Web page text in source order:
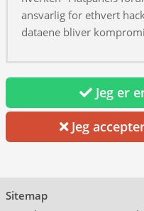
ansvarlig for ethvert
dataene bliver
Jeg er
Jeg
Sitemap